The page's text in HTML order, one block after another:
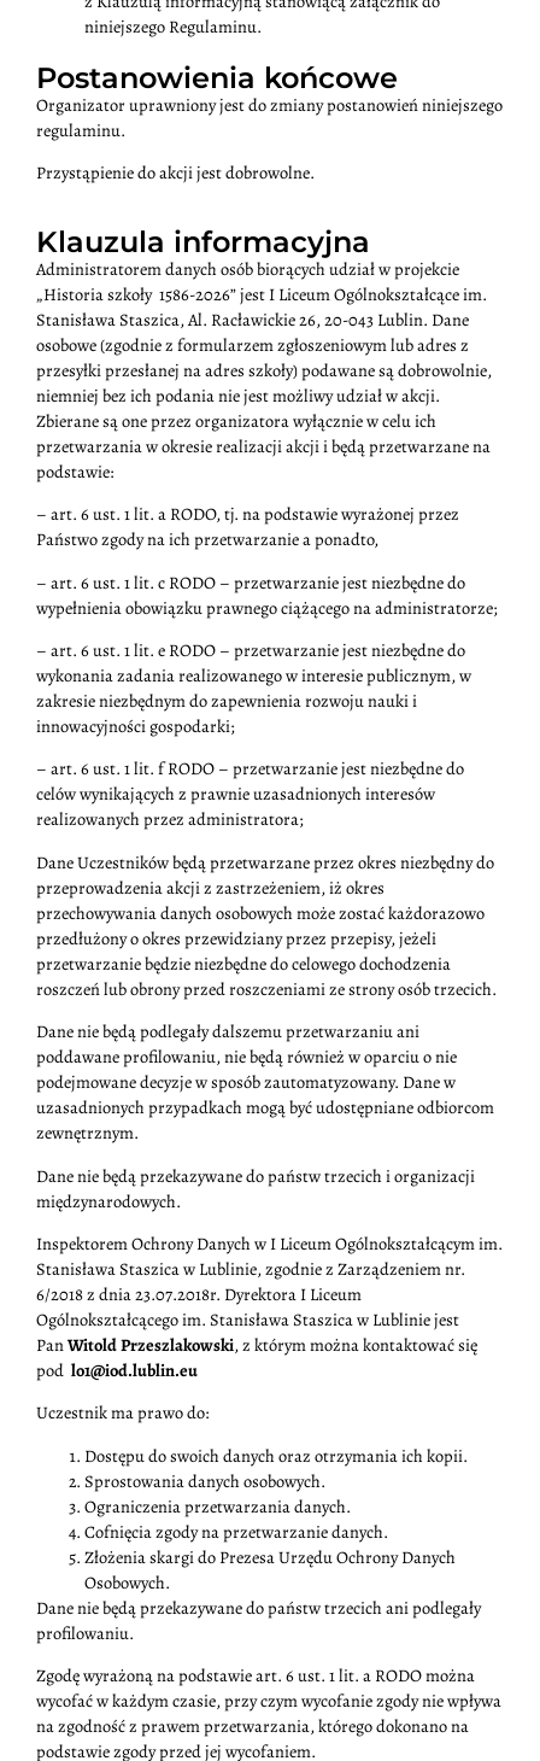
niniejszego Regulaminu.
Postanowienia końcowe
Organizator uprawniony jest do zmiany postanowień niniejszego
regulaminu.
Przystąpienie do akcji jest dobrowolne.
Klauzula informacyjna
Administratorem danych osób biorących udział w projekcie
„Historia szkoły 1586-2026” jest I Liceum Ogólnokształcące im.
Stanisława Staszica, Al. Racławickie 26, 20-043 Lublin. Dane
osobowe (zgodnie z formularzem zgłoszeniowym lub adres z
przesyłki przesłanej na adres szkoły) podawane są dobrowolnie,
niemniej bez ich podania nie jest możliwy udział w akcji.
Zbierane są one przez organizatora wyłącznie w celu ich
przetwarzania w okresie realizacji akcji i będą przetwarzane na
podstawie:
– art. 6 ust. 1 lit. a RODO, tj. na podstawie wyrażonej przez
Państwo zgody na ich przetwarzanie a ponadto,
– art. 6 ust. 1 lit. c RODO – przetwarzanie jest niezbędne do
wypełnienia obowiązku prawnego ciążącego na administratorze;
– art. 6 ust. 1 lit. e RODO – przetwarzanie jest niezbędne do
wykonania zadania realizowanego w interesie publicznym, w
zakresie niezbędnym do zapewnienia rozwoju nauki i
innowacyjności gospodarki;
– art. 6 ust. 1 lit. f RODO – przetwarzanie jest niezbędne do
celów wynikających z prawnie uzasadnionych interesów
realizowanych przez administratora;
Dane Uczestników będą przetwarzane przez okres niezbędny do
przeprowadzenia akcji z zastrzeżeniem, iż okres
przechowywania danych osobowych może zostać każdorazowo
przedłużony o okres przewidziany przez przepisy, jeżeli
przetwarzanie będzie niezbędne do celowego dochodzenia
roszczeń lub obrony przed roszczeniami ze strony osób trzecich.
Dane nie będą podlegały dalszemu przetwarzaniu ani
poddawane profilowaniu, nie będą również w oparciu o nie
podejmowane decyzje w sposób zautomatyzowany. Dane w
uzasadnionych przypadkach mogą być udostępniane odbiorcom
zewnętrznym.
Dane nie będą przekazywane do państw trzecich i organizacji
międzynarodowych.
Inspektorem Ochrony Danych w I Liceum Ogólnokształcącym im.
Stanisława Staszica w Lublinie, zgodnie z Zarządzeniem nr.
6/2018 z dnia 23.07.2018r. Dyrektora I Liceum
Ogólnokształcącego im. Stanisława Staszica w Lublinie jest
PanWitold Przeszlakowski, z którym można kontaktować się
pod lo1@iod.lublin.eu
Uczestnik ma prawo do:
Dostępu do swoich danych oraz otrzymania ich kopii.
Sprostowania danych osobowych.
Ograniczenia przetwarzania danych.
Cofnięcia zgody na przetwarzanie danych.
Złożenia skargi do Prezesa Urzędu Ochrony Danych
Osobowych.
Dane nie będą przekazywane do państw trzecich ani podlegały
profilowaniu.
Zgodę wyrażoną na podstawie art. 6 ust. 1 lit. a RODO można
wycofać w każdym czasie, przy czym wycofanie zgody nie wpływa
na zgodność z prawem przetwarzania, którego dokonano na
podstawie zgody przed jej wycofaniem.